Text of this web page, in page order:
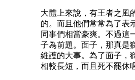
大體上來說，有王者之風
的。而且他們常常為了表
同事們相當豪爽。不過這
子為前題。面子，那真是
維護的大事。為了面子，
相較長短，而且死不罷休